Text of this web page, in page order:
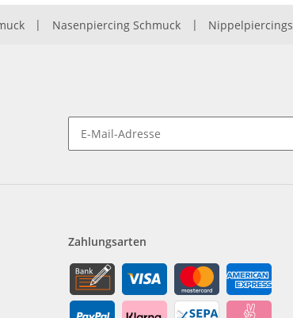
| Nasenpiercing Schmuck | Nippelpiercings
Zahlungsarten